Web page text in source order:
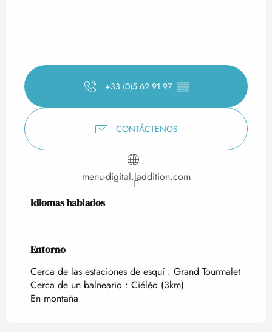
+33 (0)5 62 91 97 ▒▒
CONTÁCTENOS
menu-digital.laddition.com
Idiomas hablados
Idiomas hablados
Entorno
Entorno
Cerca de las estaciones de esquí : Grand Tourmalet
Cerca de un balneario : Ciéléo (3km)
En montaña